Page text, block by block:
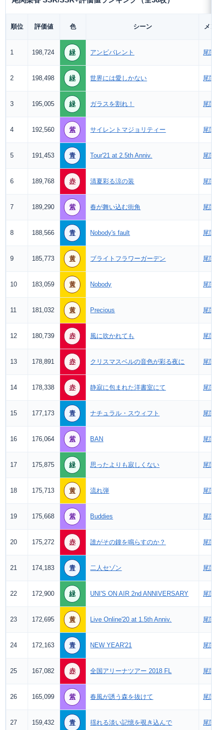
順位 評価値 色 シーン メ
1 198,724 緑 アンビバレント 尾
2 198,498 緑 世界には愛しかない 尾
3 195,005 緑 ガラスを割れ！ 尾
4 192,560 紫 サイレントマジョリティー 尾
5 191,453 青 Tour'21 at 2.5th Anniv. 尾
6 189,768 赤 清夏彩る涼の装 尾
7 189,290 紫 春が舞い込む街角 尾
8 188,566 青 Nobody's fault 尾
9 185,773 黄 ブライトフラワーガーデン 尾
10 183,059 黄 Nobody 尾
11 181,032 黄 Precious 尾
12 180,739 赤 風に吹かれても 尾
13 178,891 赤 クリスマスベルの音色が彩る夜に 尾
14 178,338 赤 静寂に包まれた洋書室にて 尾
15 177,173 青 ナチュラル・スウィフト 尾
16 176,064 紫 BAN 尾
17 175,875 緑 思ったよりも寂しくない 尾
18 175,713 黄 流れ弾 尾
19 175,668 紫 Buddies 尾
20 175,272 赤 誰がその鐘を鳴らすのか？ 尾
21 174,183 青 二人セゾン 尾
22 172,900 緑 UNI'S ON AIR 2nd ANNIVERSARY 尾
23 172,695 黄 Live Online'20 at 1.5th Anniv. 尾
24 172,163 青 NEW YEAR'21 尾
25 167,082 赤 全国アリーナツアー 2018 FL 尾
26 165,099 紫 春風が誘う森を抜けて 尾
27 159,432 青 揺れる淡い記憶を覗き込んで 尾